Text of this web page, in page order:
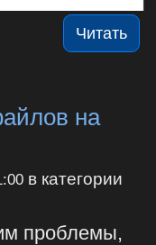
Читать
на
в категории
проблемы,